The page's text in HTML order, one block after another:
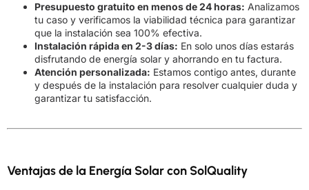
Presupuesto gratuito en menos de 24 horas: Analizamos
tu caso y verificamos la viabilidad técnica para garantizar
que la instalación sea 100% efectiva.
Instalación rápida en 2-3 días: En solo unos días estarás
disfrutando de energía solar y ahorrando en tu factura.
Atención personalizada: Estamos contigo antes, durante
y después de la instalación para resolver cualquier duda y
garantizar tu satisfacción.
Ventajas de la Energía Solar con SolQuality